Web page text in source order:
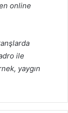
online
ile
yaygın